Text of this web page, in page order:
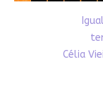
Célia